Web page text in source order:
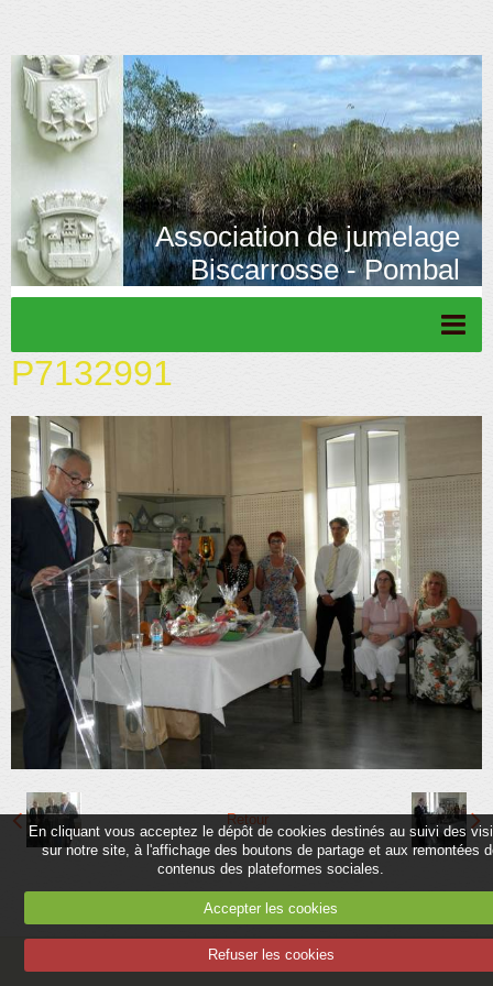
Association de jumelage
Biscarrosse - Pombal
Page d'accueil
Actu/News
Rétrospective
Partenaires
Association
Contact
Album
Adhérer
P7132991
Retour
Mentions légales
En cliquant vous acceptez le dépôt de cookies destinés au suivi des
sur notre site, à l'affichage des boutons de partage et aux remontées
contenus des plateformes sociales.
Accepter les cookies
Refuser les cookies